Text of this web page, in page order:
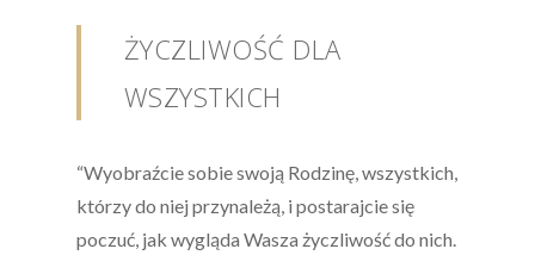
ŻYCZLIWOŚĆ DLA
WSZYSTKICH
“Wyobraźcie sobie swoją Rodzinę, wszystkich,
którzy do niej przynależą, i postarajcie się
poczuć, jak wygląda Wasza życzliwość do nich.